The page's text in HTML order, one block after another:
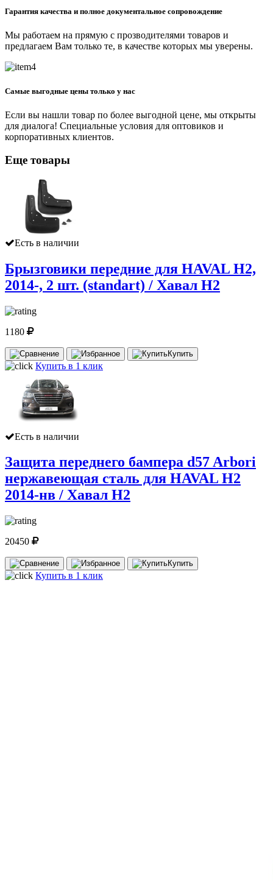
Гарантия качества и полное документальное сопровождение
Мы работаем на прямую с прозводителями товаров и
предлагаем Вам только те, в качестве которых мы уверены.
Самые выгодные цены только у нас
Если вы нашли товар по более выгодной цене, мы открыты
для диалога! Специальные условия для оптовиков и
корпоративных клиентов.
Еще товары
Есть в наличии
Брызговики передние для HAVAL H2,
2014-, 2 шт. (standart) / Хавал Н2
1180
Купить
Купить в 1 клик
Есть в наличии
Защита переднего бампера d57 Arbori
нержавеющая сталь для HAVAL H2
2014-нв / Хавал Н2
20450
Купить
Купить в 1 клик